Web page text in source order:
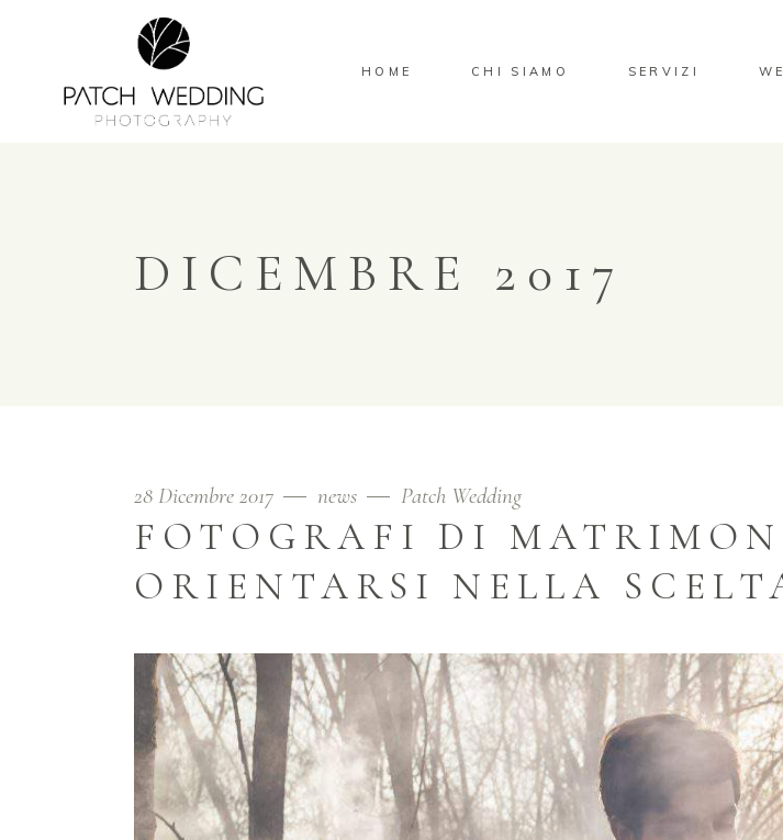
HOME CHI SIAMO SERVIZI
DICEMBRE 2017
28 Dicembre 2017 news Patch Wedding
FOTOGRAFI DI
ORIENTARSI NELLA